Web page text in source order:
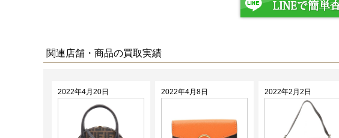
関連店舗・商品の買取実績
2022年4月20日 2022年4月8日 2022年2月2日